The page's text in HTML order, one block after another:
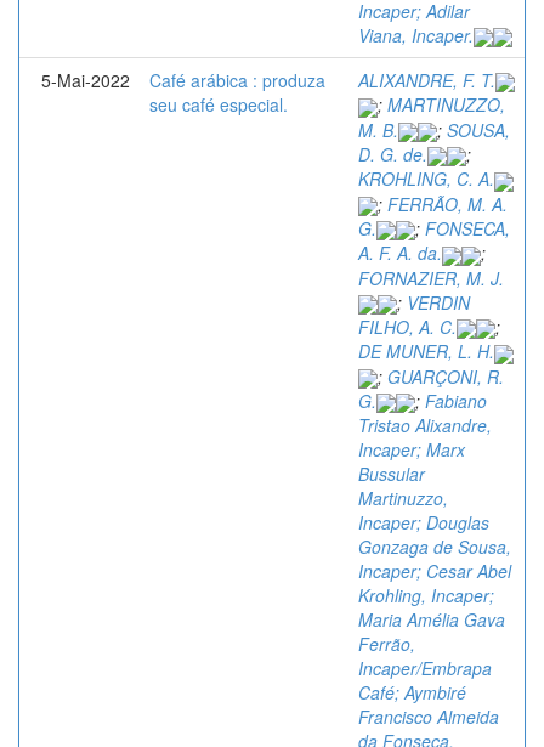
Incaper; Adilar
Viana, Incaper.
5-Mai-2022
Café arábica : produza
seu café especial.
ALIXANDRE, F. T.
; MARTINUZZO,
M. B.
; SOUSA,
D. G. de.
;
KROHLING, C. A.
; FERRÃO, M. A.
G.
; FONSECA,
A. F. A. da.
;
FORNAZIER, M. J.
; VERDIN
FILHO, A. C.
;
DE MUNER, L. H.
; GUARÇONI, R.
G.
; Fabiano
Tristao Alixandre,
Incaper; Marx
Bussular
Martinuzzo,
Incaper; Douglas
Gonzaga de Sousa,
Incaper; Cesar Abel
Krohling, Incaper;
Maria Amélia Gava
Ferrão,
Incaper/Embrapa
Café; Aymbiré
Francisco Almeida
da Fonseca,